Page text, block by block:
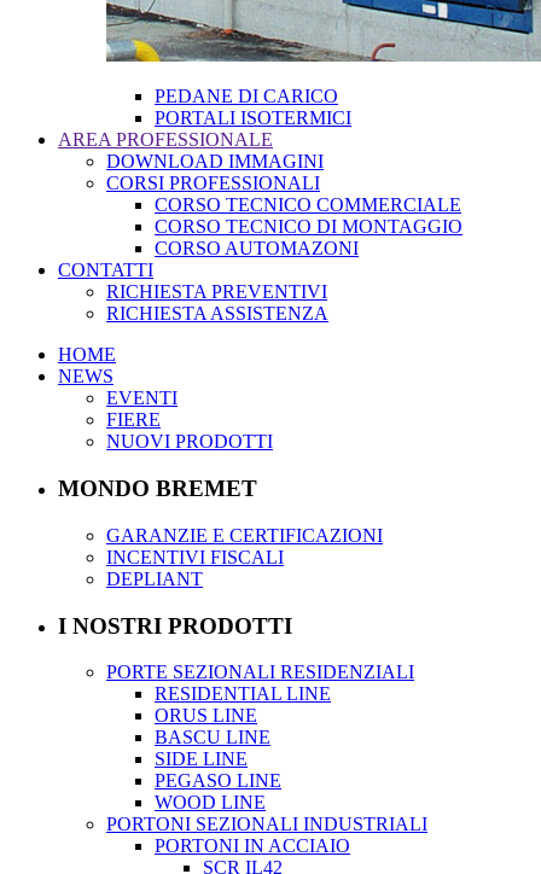
PEDANE DI CARICO
PORTALI ISOTERMICI
AREA PROFESSIONALE
DOWNLOAD IMMAGINI
CORSI PROFESSIONALI
CORSO TECNICO COMMERCIALE
CORSO TECNICO DI MONTAGGIO
CORSO AUTOMAZONI
CONTATTI
RICHIESTA PREVENTIVI
RICHIESTA ASSISTENZA
HOME
NEWS
EVENTI
FIERE
NUOVI PRODOTTI
MONDO BREMET
GARANZIE E CERTIFICAZIONI
INCENTIVI FISCALI
DEPLIANT
I NOSTRI PRODOTTI
PORTE SEZIONALI RESIDENZIALI
RESIDENTIAL LINE
ORUS LINE
BASCU LINE
SIDE LINE
PEGASO LINE
WOOD LINE
PORTONI SEZIONALI INDUSTRIALI
PORTONI IN ACCIAIO
SCR IL42